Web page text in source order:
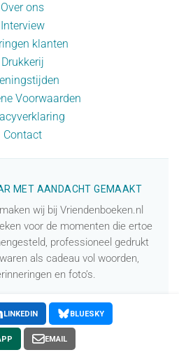
LINKEDIN BLUESKY
EMAIL
Over ons
Interview
klanten
Drukkerij
Voorwaarden
Contact
MET AANDACHT GEMAAKT
wij bij Vriendenboeken.nl
voor de momenten die ertoe
professioneel gedrukt
als cadeau vol woorden,
en foto’s.